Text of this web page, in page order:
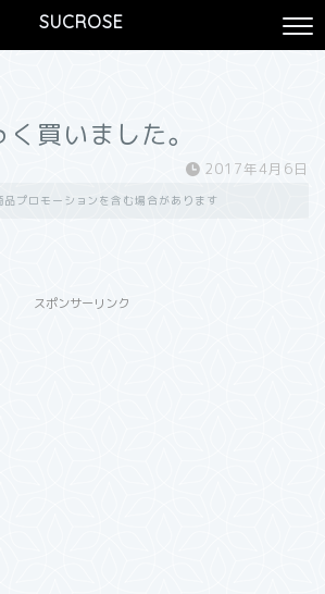
SUCROSE
買いました。
2017年4月6日
品プロモーションを含む場合があります
スポンサーリンク